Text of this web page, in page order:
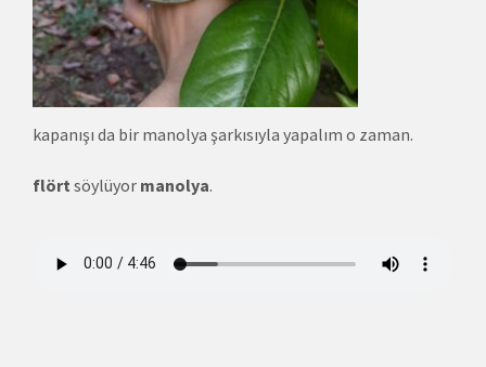
kapanışı da bir manolya şarkısıyla yapalım o zaman.
flört söylüyor manolya.